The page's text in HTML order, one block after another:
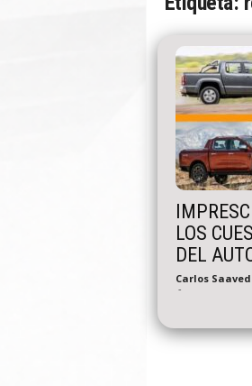
LOS
DEL
Carlos
-